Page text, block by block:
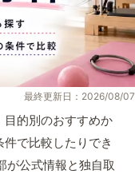
最終更新日：2026/08/07
的別のおすすめか
で比較したりでき
が公式情報と独自取